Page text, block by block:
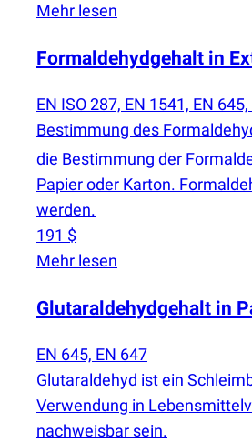
Mehr lesen
Formaldehydgehalt in
EN ISO 287, EN 1541, EN
Bestimmung des
die Bestimmung der
Papier oder Karton.
werden.
191 $
Mehr lesen
Glutaraldehydgehalt in
EN 645, EN 647
Glutaraldehyd ist ein
Verwendung in
nachweisbar sein.